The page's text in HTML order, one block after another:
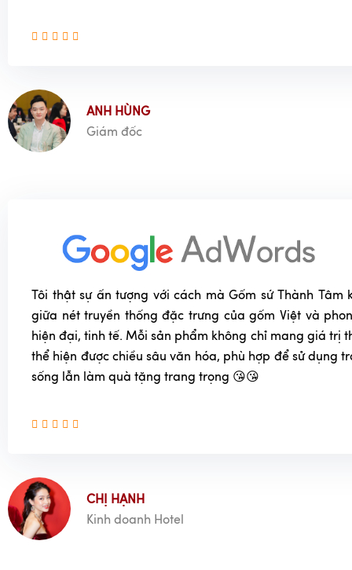
ANH HÙNG
Giám đốc
Tôi thật sự ấn tượng với cách mà Gốm sứ Thành Tâm
giữa nét truyền thống đặc trưng của gốm Việt và
hiện đại, tinh tế. Mỗi sản phẩm không chỉ mang giá trị
thể hiện được chiều sâu văn hóa, phù hợp để sử dụng
sống lẫn làm quà tặng trang trọng 😘😘
CHỊ HẠNH
Kinh doanh Hotel